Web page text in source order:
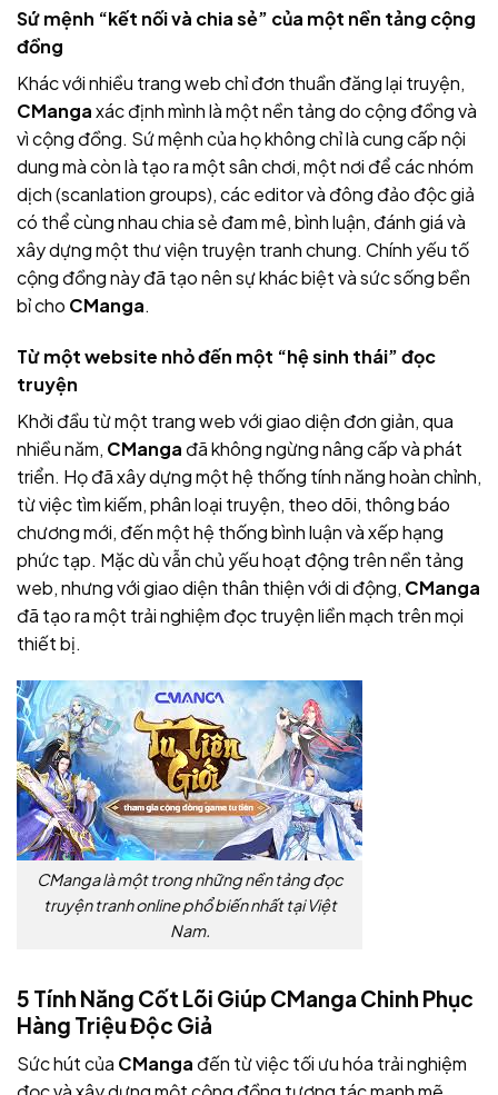
Sứ mệnh “kết nối và chia sẻ” của một nền tảng cộng
đồng
Khác với nhiều trang web chỉ đơn thuần đăng lại truyện,
CMangaxác định mình là một nền tảng do cộng đồng và
vì cộng đồng. Sứ mệnh của họ không chỉ là cung cấp nội
dung mà còn là tạo ra một sân chơi, một nơi để các nhóm
dịch (scanlation groups), các editor và đông đảo độc giả
có thể cùng nhau chia sẻ đam mê, bình luận, đánh giá và
xây dựng một thư viện truyện tranh chung. Chính yếu tố
cộng đồng này đã tạo nên sự khác biệt và sức sống bền
bỉ cho CManga.
Từ một website nhỏ đến một “hệ sinh thái” đọc
truyện
Khởi đầu từ một trang web với giao diện đơn giản, qua
nhiều năm, CManga đã không ngừng nâng cấp và phát
triển. Họ đã xây dựng một hệ thống tính năng hoàn chỉnh,
từ việc tìm kiếm, phân loại truyện, theo dõi, thông báo
chương mới, đến một hệ thống bình luận và xếp hạng
phức tạp. Mặc dù vẫn chủ yếu hoạt động trên nền tảng
web, nhưng với giao diện thân thiện với di động, CManga
đã tạo ra một trải nghiệm đọc truyện liền mạch trên mọi
thiết bị.
CManga là một trong những nền tảng đọc
truyện tranh online phổ biến nhất tại Việt
Nam.
5 Tính Năng Cốt Lõi Giúp CManga Chinh Phục
Hàng Triệu Độc Giả
Sức hút của CManga đến từ việc tối ưu hóa trải nghiệm